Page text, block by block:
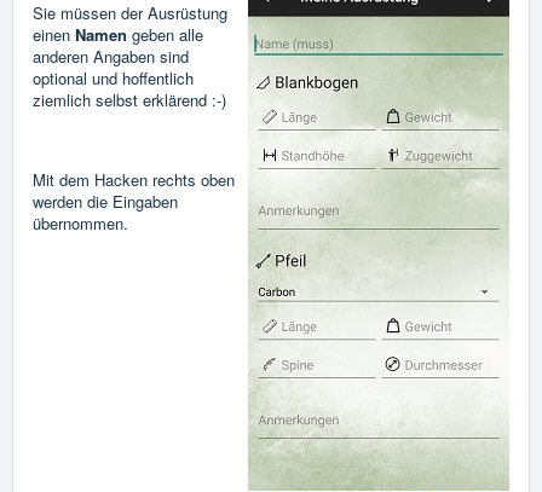
Sie müssen der Ausrüstung
einen Namen geben alle
anderen Angaben sind
optional und hoffentlich
ziemlich selbst erklärend :-)
Mit dem Hacken rechts oben
werden die Eingaben
übernommen.